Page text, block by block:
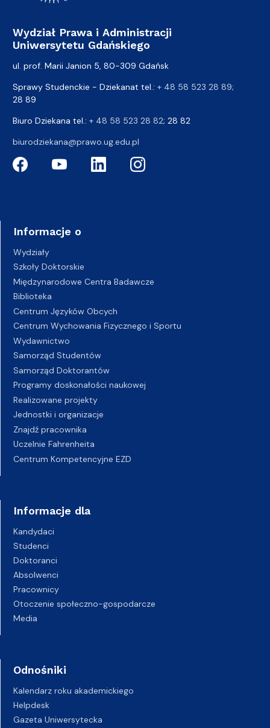
Wydział Prawa i Administracji
Uniwersytetu Gdańskiego
ul. prof. Marii Janion 5, 80-309 Gdańsk
Sprawy Studenckie - Dziekanat tel.: + 48 58 523 28 89;
28 89
Biuro Dziekana tel.: + 48 58 523 28 82; 28 82
biurodziekana@prawo.ug.edu.pl
Informacje o
Wydziały
Szkoły Doktorskie
Międzynarodowe Centra Badawcze
Biblioteka
Centrum Języków Obcych
Centrum Wychowania Fizycznego i Sportu
Wydawnictwo
Samorząd Studentów
Samorząd Doktorantów
Programy doskonałości naukowej
Realizowane projekty
Jednostki i organizacje
Znajdź pracownika
Uczelnie Fahrenheita
Centrum Kompetencyjne EZD
Informacje dla
Kandydaci
Studenci
Doktoranci
Absolwenci
Pracownicy
Otoczenie społeczno-gospodarcze
Media
Odnośniki
Kalendarz roku akademickiego
Helpdesk
Gazeta Uniwersytecka